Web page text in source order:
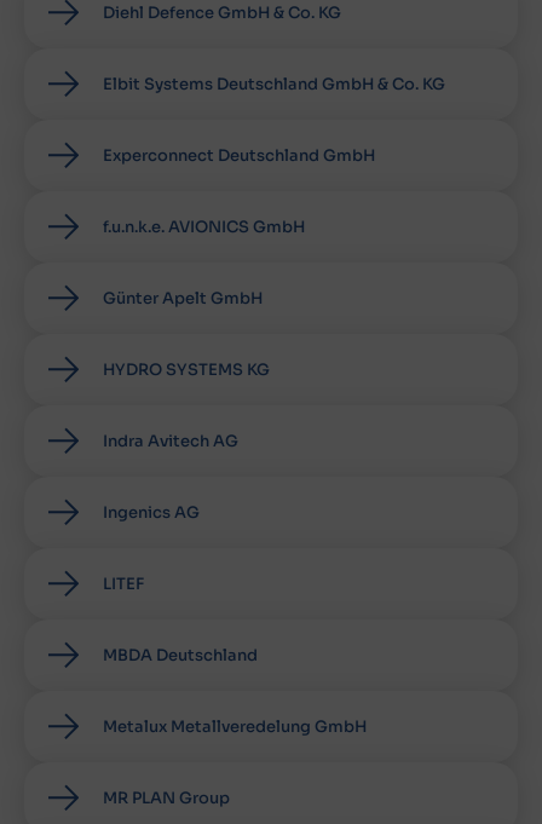
Diehl Defence GmbH & Co. KG
Elbit Systems Deutschland GmbH & Co. KG
Experconnect Deutschland GmbH
f.u.n.k.e. AVIONICS GmbH
Günter Apelt GmbH
HYDRO SYSTEMS KG
Indra Avitech AG
Ingenics AG
LITEF
MBDA Deutschland
Metalux Metallveredelung GmbH
MR PLAN Group